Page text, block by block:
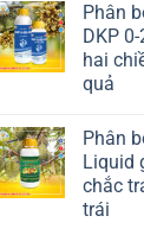
Phân
DKP
hai
quả
Phân
Liquid
chắc
trái